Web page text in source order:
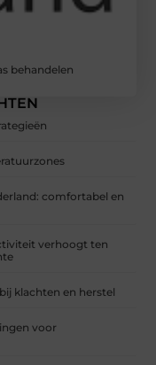
behandelen
comfortabel en
verhoogt ten
klachten en herstel
voor